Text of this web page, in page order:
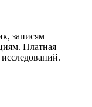
записям
Платная